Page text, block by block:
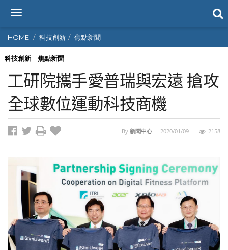
T
g
g
l
n
a
v
i
g
HOME 科技創新 焦點新聞
科技創新 焦點新聞
工研院攜手愛普瑞與宏遠 搶攻
全球數位運動科技商機
By 新聞中心 - 2020/01/09 2158